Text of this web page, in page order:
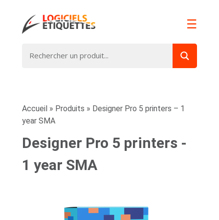
☰
Accueil » Produits » Designer Pro 5 printers – 1
year SMA
Designer Pro 5 printers -
1 year SMA